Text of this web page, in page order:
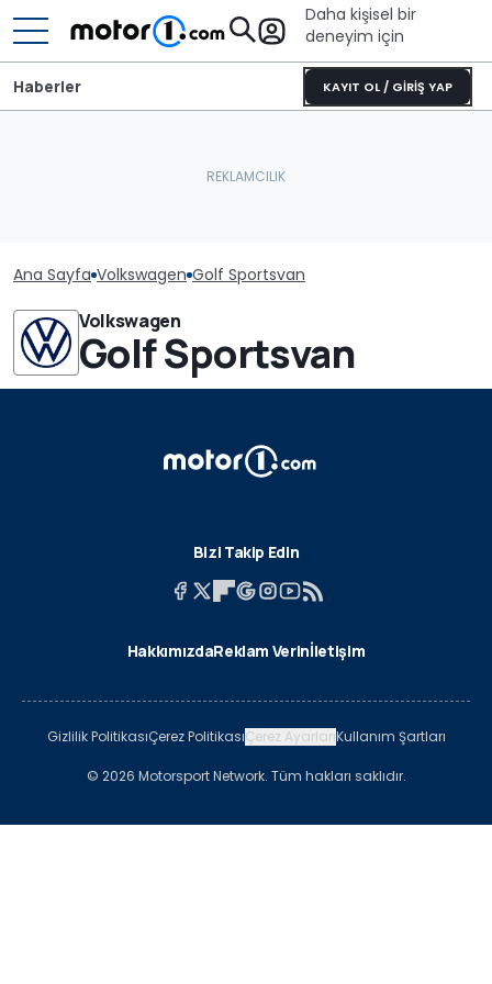
Daha kişisel bir
deneyim için
KAYIT OL / GİRİŞ YAP
Haberler
Ana Sayfa Volkswagen Golf Sportsvan
Volkswagen
Golf Sportsvan
Bizi Takip Edin
HakkımızdaReklam Verinİletişim
Gizlilik PolitikasıÇerez PolitikasıÇerez AyarlarıKullanım Şartları
© 2026 Motorsport Network. Tüm hakları saklıdır.